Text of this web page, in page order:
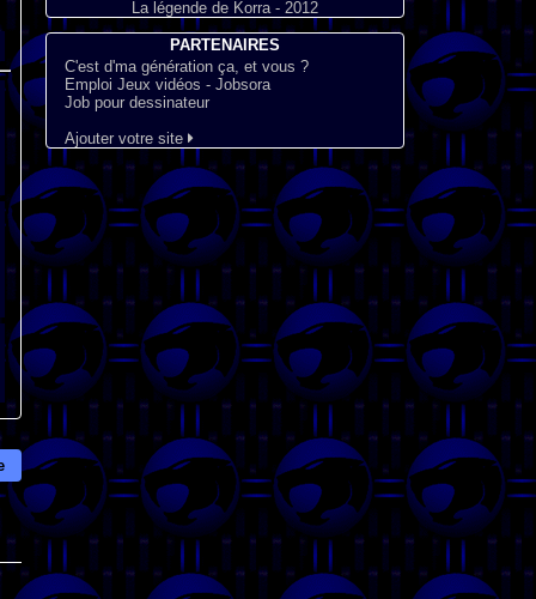
La légende de Korra - 2012
PARTENAIRES
C'est d'ma génération ça, et vous ?
Emploi Jeux vidéos - Jobsora
Job pour dessinateur
Ajouter votre site